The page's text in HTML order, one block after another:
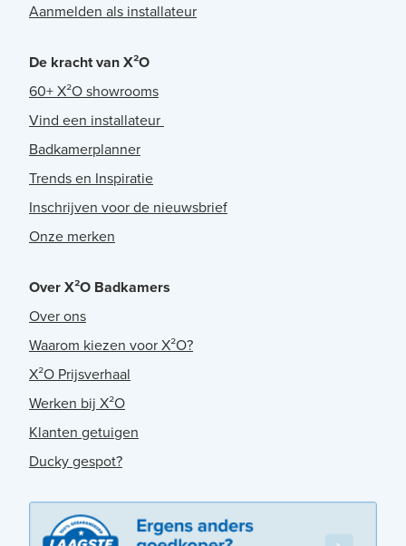
Aanmelden als installateur
De kracht van X²O
60+ X²O showrooms
Vind een installateur
Badkamerplanner
Trends en Inspiratie
Inschrijven voor de nieuwsbrief
Onze merken
Over X²O Badkamers
Over ons
Waarom kiezen voor X²O?
X²O Prijsverhaal
Werken bij X²O
Klanten getuigen
Ducky gespot?